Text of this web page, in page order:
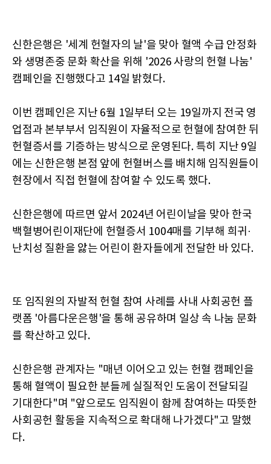
신한은행은 '세계 헌혈자의 날'을 맞아 혈액 수급 안정화
와 생명존중 문화 확산을 위해 '2026 사랑의 헌혈 나눔'
캠페인을 진행했다고 14일 밝혔다.
이번 캠페인은 지난 6월 1일부터 오는 19일까지 전국 영
업점과 본부부서 임직원이 자율적으로 헌혈에 참여한 뒤
헌혈증서를 기증하는 방식으로 운영된다. 특히 지난 9일
에는 신한은행 본점 앞에 헌혈버스를 배치해 임직원들이
현장에서 직접 헌혈에 참여할 수 있도록 했다.
신한은행에 따르면 앞서 2024년 어린이날을 맞아 한국
백혈병어린이재단에 헌혈증서 1004매를 기부해 희귀·
난치성 질환을 앓는 어린이 환자들에게 전달한 바 있다.
또 임직원의 자발적 헌혈 참여 사례를 사내 사회공헌 플
랫폼 '아름다운은행'을 통해 공유하며 일상 속 나눔 문화
를 확산하고 있다.
신한은행 관계자는 "매년 이어오고 있는 헌혈 캠페인을
통해 혈액이 필요한 분들께 실질적인 도움이 전달되길
기대한다"며 "앞으로도 임직원이 함께 참여하는 따뜻한
사회공헌 활동을 지속적으로 확대해 나가겠다"고 말했
다.